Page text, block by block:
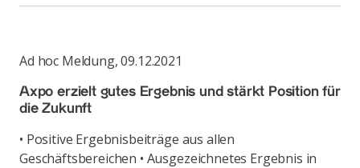
Ad hoc Meldung,09.12.2021
Axpo erzielt gutes Ergebnis und stärkt Position für
die Zukunft
• Positive Ergebnisbeiträge aus allen
Geschäftsbereichen • Ausgezeichnetes Ergebnis in